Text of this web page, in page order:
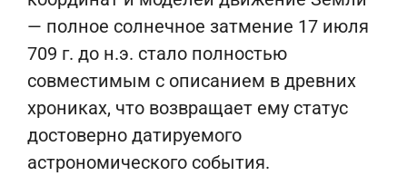
— полное солнечное затмение 17 июля
709 г. до н.э. стало полностью
совместимым с описанием в древних
хрониках, что возвращает ему статус
достоверно датируемого
астрономического события.